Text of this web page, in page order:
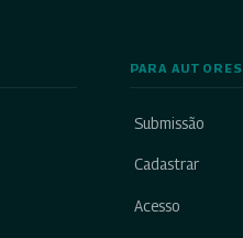
PARA AUTORES
Submissão
Cadastrar
Acesso